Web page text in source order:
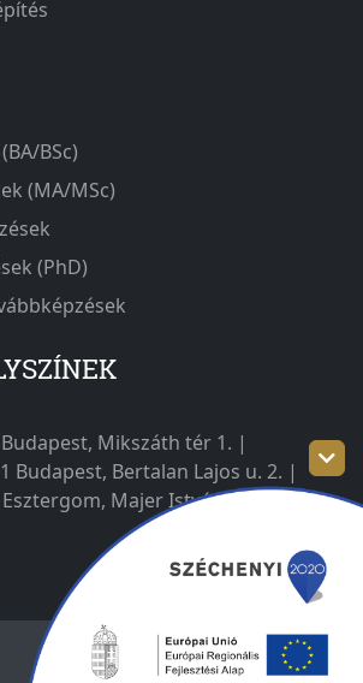
BSc)
(MA/MSc)
(PhD)
Mikszáth tér 1. |
Budapest, Bertalan Lajos u. 2. |
Majer István út 1–3.